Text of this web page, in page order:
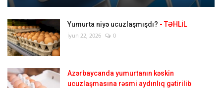
Yumurta niyə ucuzlaşmışdı? - TƏHLİL
İyun 22, 2026 0
Azərbaycanda yumurtanın kəskin
ucuzlaşmasına rəsmi aydınlıq gətirilib